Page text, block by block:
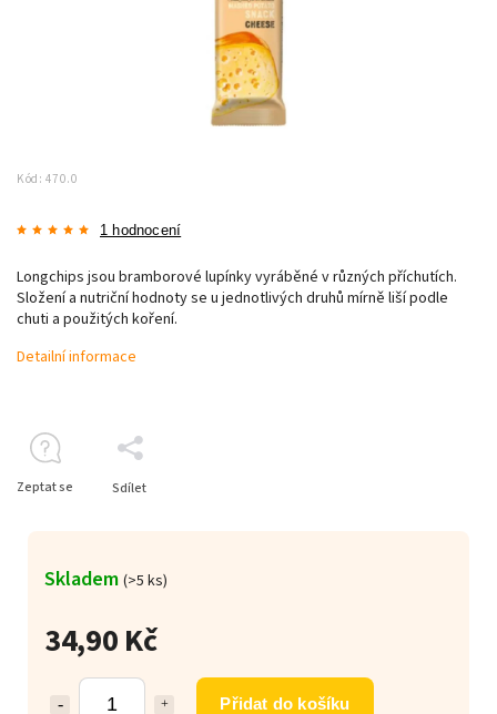
Kód: 470.0
1 hodnocení
34,90 Kč
Přidat do košíku
Skladem (>5 ks)
Longchips jsou bramborové lupínky vyráběné v různých příchutích.
Složení a nutriční hodnoty se u jednotlivých druhů mírně liší podle
chuti a použitých koření.
Detailní informace
Zeptat se Sdílet